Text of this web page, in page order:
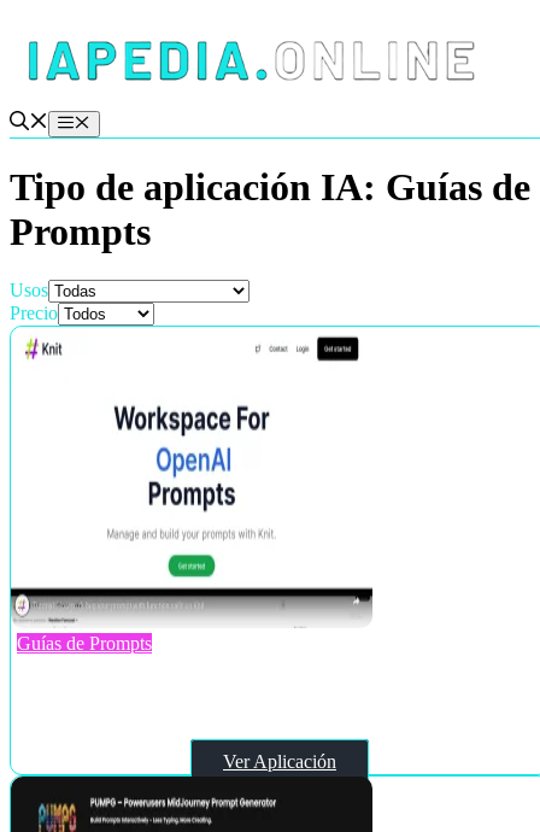
contenido
Menú
Tipo de aplicación IA: Guías de
Prompts
Usos
Precio
Guías de Prompts
Ver Aplicación